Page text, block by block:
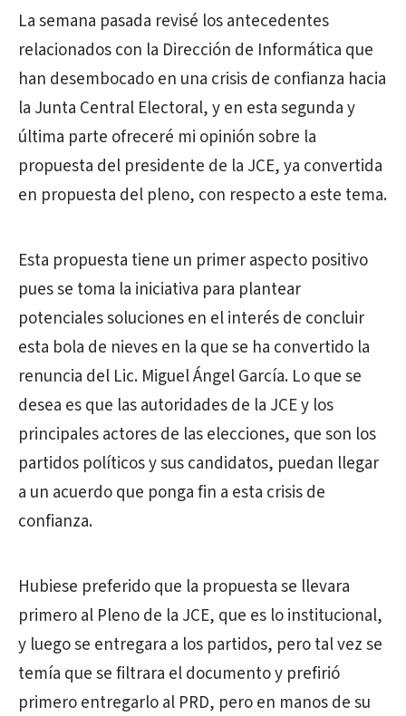
La semana pasada revisé los antecedentes
relacionados con la Dirección de Informática que
han desembocado en una crisis de confianza hacia
la Junta Central Electoral, y en esta segunda y
última parte ofreceré mi opinión sobre la
propuesta del presidente de la JCE, ya convertida
en propuesta del pleno, con respecto a este tema.
Esta propuesta tiene un primer aspecto positivo
pues se toma la iniciativa para plantear
potenciales soluciones en el interés de concluir
esta bola de nieves en la que se ha convertido la
renuncia del Lic. Miguel Ángel García. Lo que se
desea es que las autoridades de la JCE y los
principales actores de las elecciones, que son los
partidos políticos y sus candidatos, puedan llegar
a un acuerdo que ponga fin a esta crisis de
confianza.
Hubiese preferido que la propuesta se llevara
primero al Pleno de la JCE, que es lo institucional,
y luego se entregara a los partidos, pero tal vez se
temía que se filtrara el documento y prefirió
primero entregarlo al PRD, pero en manos de su